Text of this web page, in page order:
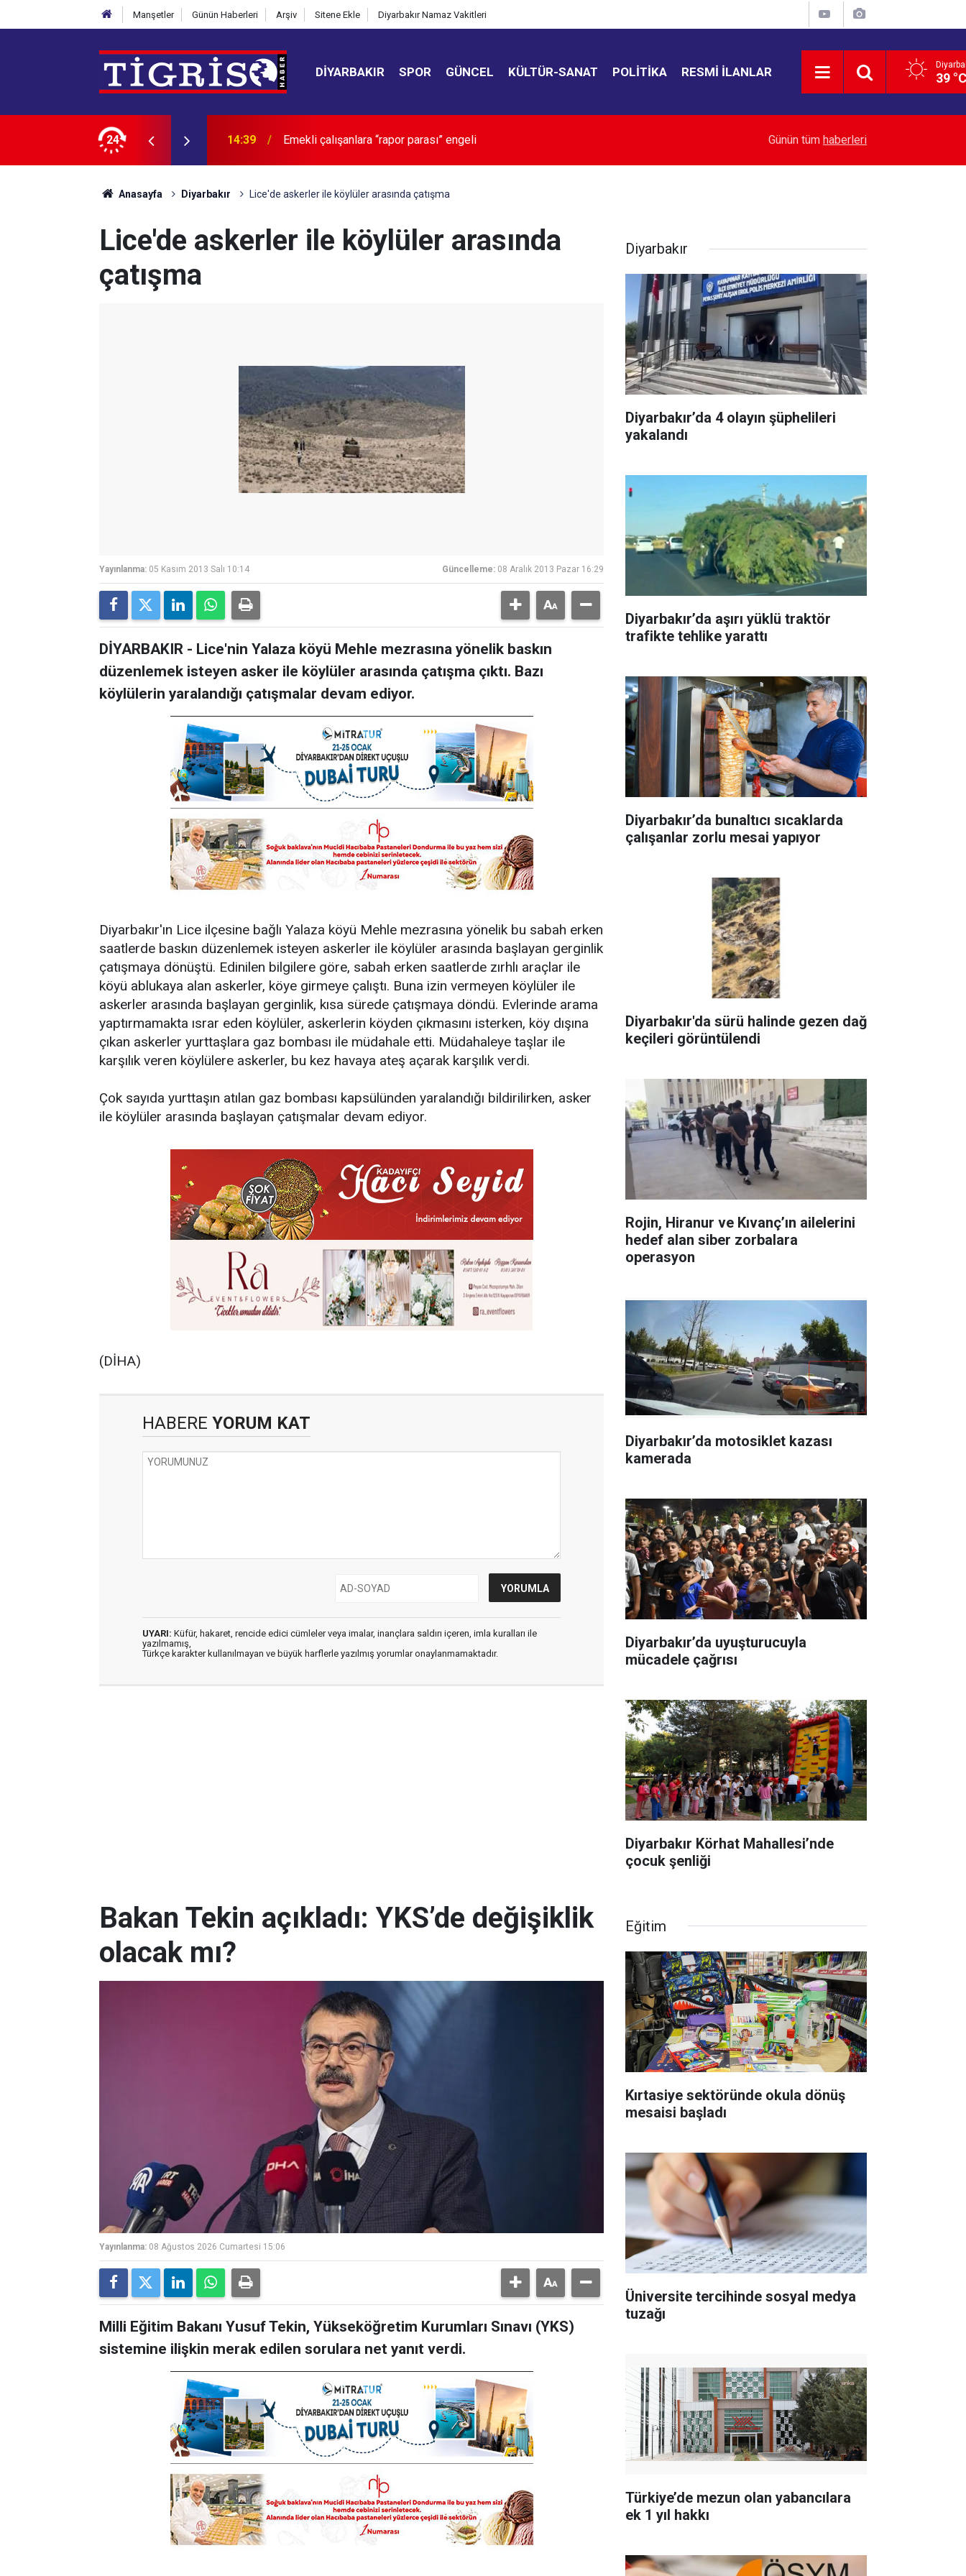
Manşetler Günün Haberleri Arşiv Sitene Ekle Diyarbakır Namaz Vakitleri
DIYARBAKIR SPOR GÜNCEL KÜLTÜR-SANAT POLITIKA RESMI İLANLAR 39
24 14:29
Figen Yüksekdağ’dan ‘çerçeve yasa’ değerlendirmesi: “Dar ama önemli bir
adım”
Diyarbakır’da 4 olayın şüphelileri yakalandı
Günün tüm haberleri
Anasayfa Diyarbakır Lice'de askerler ile köylüler arasında çatışma
Lice'de askerler ile köylüler arasında
çatışma
Yayınlanma: 05 Kasım 2013 Salı 10:14 Güncelleme: 08 Aralık 2013 Pazar 16:29
DİYARBAKIR - Lice'nin Yalaza köyü Mehle mezrasına yönelik baskın
düzenlemek isteyen asker ile köylüler arasında çatışma çıktı. Bazı
köylülerin yaralandığı çatışmalar devam ediyor.
Diyarbakır'ın Lice ilçesine bağlı Yalaza köyü Mehle mezrasına yönelik bu sabah erken
saatlerde baskın düzenlemek isteyen askerler ile köylüler arasında başlayan gerginlik
çatışmaya dönüştü. Edinilen bilgilere göre, sabah erken saatlerde zırhlı araçlar ile
köyü ablukaya alan askerler, köye girmeye çalıştı. Buna izin vermeyen köylüler ile
askerler arasında başlayan gerginlik, kısa sürede çatışmaya döndü. Evlerinde arama
yaptırmamakta ısrar eden köylüler, askerlerin köyden çıkmasını isterken, köy dışına
çıkan askerler yurttaşlara gaz bombası ile müdahale etti. Müdahaleye taşlar ile
karşılık veren köylülere askerler, bu kez havaya ateş açarak karşılık verdi.
Çok sayıda yurttaşın atılan gaz bombası kapsülünden yaralandığı bildirilirken, asker
ile köylüler arasında başlayan çatışmalar devam ediyor.
(DİHA)
HABERE YORUM KAT
UYARI: Küfür, hakaret, rencide edici cümleler veya imalar, inançlara saldırı içeren, imla kuralları ile
yazılmamış,
Türkçe karakter kullanılmayan ve büyük harflerle yazılmış yorumlar onaylanmamaktadır.
Diyarbakır
Diyarbakır’da 4 olayın şüphelileri
yakalandı
Diyarbakır’da aşırı yüklü traktör
trafikte tehlike yarattı
Diyarbakır’da bunaltıcı sıcaklarda
çalışanlar zorlu mesai yapıyor
Diyarbakır'da sürü halinde gezen dağ
keçileri görüntülendi
Rojin, Hiranur ve Kıvanç’ın ailelerini
hedef alan siber zorbalara
operasyon
Diyarbakır’da motosiklet kazası
kamerada
Diyarbakır’da uyuşturucuyla
mücadele çağrısı
Diyarbakır Körhat Mahallesi’nde
çocuk şenliği
Bakan Tekin açıkladı: YKS’de değişiklik
olacak mı?
Yayınlanma: 08 Ağustos 2026 Cumartesi 15:06
Milli Eğitim Bakanı Yusuf Tekin, Yükseköğretim Kurumları Sınavı (YKS)
sistemine ilişkin merak edilen sorulara net yanıt verdi.
Eğitim
Kırtasiye sektöründe okula dönüş
mesaisi başladı
Üniversite tercihinde sosyal medya
tuzağı
Türkiye’de mezun olan yabancılara
ek 1 yıl hakkı